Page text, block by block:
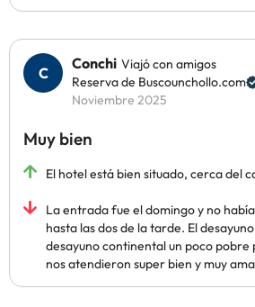
Conchi Viajó con amigos
Reserva de Buscounchollo.com
Noviembre 2025
Muy bien
El hotel está bien situado, cerca del
La entrada fue el domingo y no
hasta las dos de la tarde. El
desayuno continental un poco
nos atendieron super bien y muy